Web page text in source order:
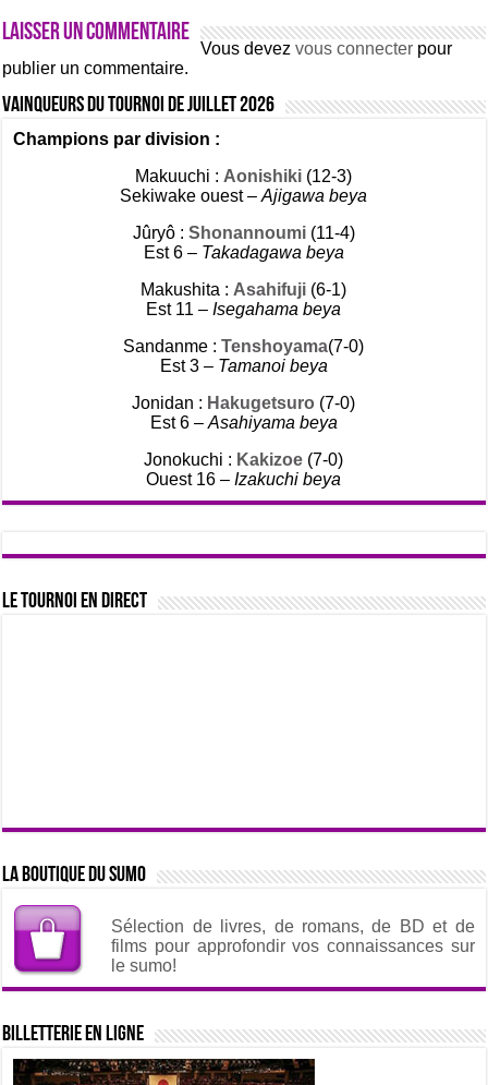
Laisser un commentaire
Vous devezvous connecter pour
publier un commentaire.
Vainqueurs du tournoi de Juillet 2026
Champions par division :
Makuuchi :Aonishiki (12-3)
Sekiwake ouest –Ajigawa beya
Jûryô : Shonannoumi (11-4)
Est 6 – Takadagawa beya
Makushita :Asahifuji (6-1)
Est 11 –Isegahama beya
Sandanme :Tenshoyama(7-0)
Est 3 – Tamanoi beya
Jonidan : Hakugetsuro (7-0)
Est 6 –Asahiyama beya
Jonokuchi : Kakizoe (7-0)
Ouest 16 –Izakuchi beya
Le tournoi en direct
La boutique du sumo
Sélection de livres, de romans, de BD et de
films pour approfondir vos connaissances sur
le sumo!
Billetterie en ligne